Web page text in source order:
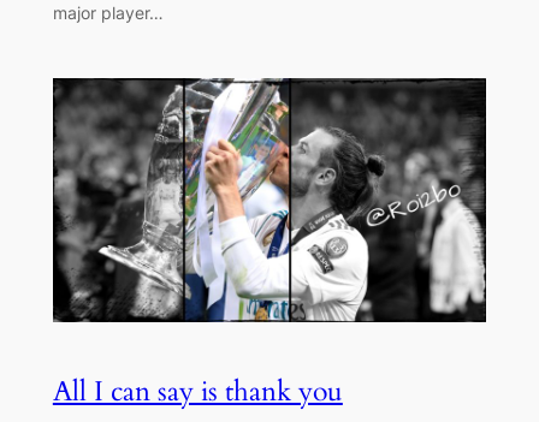
major player…
All I can say is thank you